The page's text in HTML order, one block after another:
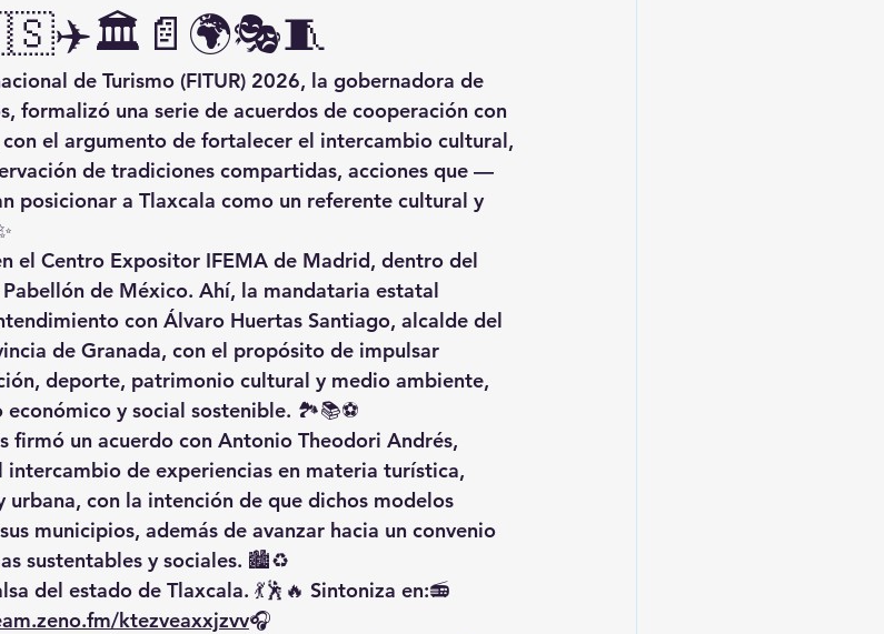
de Turismo (FITUR) 2026, la gobernadora de
, formalizó una serie de acuerdos de cooperación con
con el argumento de fortalecer el intercambio cultural,
de tradiciones compartidas, acciones que —
posicionar a Tlaxcala como un referente cultural y
el Centro Expositor IFEMA de Madrid, dentro del
de México. Ahí, la mandataria estatal
con Álvaro Huertas Santiago, alcalde del
de Granada, con el propósito de impulsar
deporte, patrimonio cultural y medio ambiente,
económico y social sostenible. 🏞️📚⚽
firmó un acuerdo con Antonio Theodori Andrés,
intercambio de experiencias en materia turística,
con la intención de que dichos modelos
municipios, además de avanzar hacia un convenio
sustentables y sociales. 🏙️♻️
del estado de Tlaxcala. 💃🕺🔥 Sintoniza en:📻
ktezveaxxjzvv🎧